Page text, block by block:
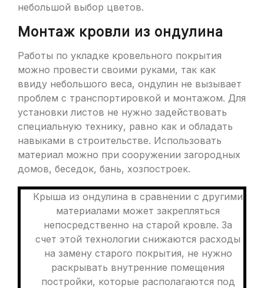
небольшой выбор цветов.
Монтаж кровли из ондулина
Работы по укладке кровельного покрытия
можно провести своими руками, так как
ввиду небольшого веса, ондулин не вызывает
проблем с транспортировкой и монтажом. Для
установки листов не нужно задействовать
специальную технику, равно как и обладать
навыками в строительстве. Использовать
материал можно при сооружении загородных
домов, беседок, бань, хозпостроек.
Крыша из ондулина в сравнении с другими
материалами может закрепляться
непосредственно на старой кровле. За
счет этой технологии снижаются расходы
на замену старого покрытия, не нужно
раскрывать внутренние помещения
постройки, которые располагаются под